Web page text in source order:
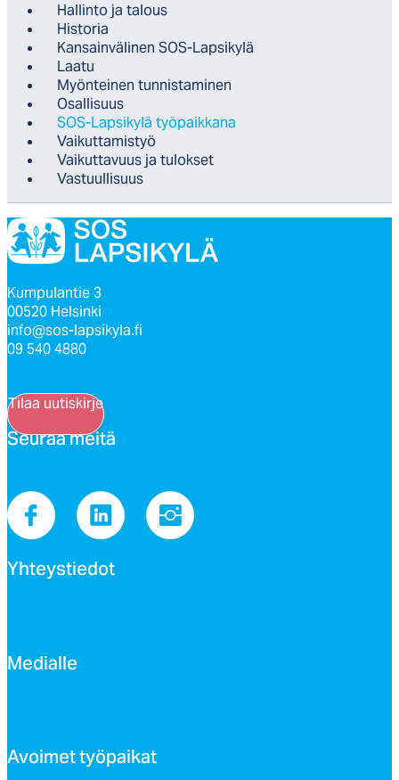
Hal­lin­to ja ta­lous
His­to­ria
Kan­sain­vä­li­nen SOS-Lap­si­ky­lä
Laa­tu
Myön­tei­nen tun­nis­ta­mi­nen
Osal­li­suus
SOS-Lap­si­ky­lä työ­paik­ka­na
Vai­kut­ta­mis­työ
Vai­kut­ta­vuus ja tu­lok­set
Vas­tuul­li­suus
Kumpulantie 3
00520 Helsinki
info@sos-lapsikyla.fi
09 540 4880
Tilaa uutiskirje
Seu­raa mei­tä
Yh­teys­tie­dot
Me­dial­le
Avoi­met työ­pai­kat